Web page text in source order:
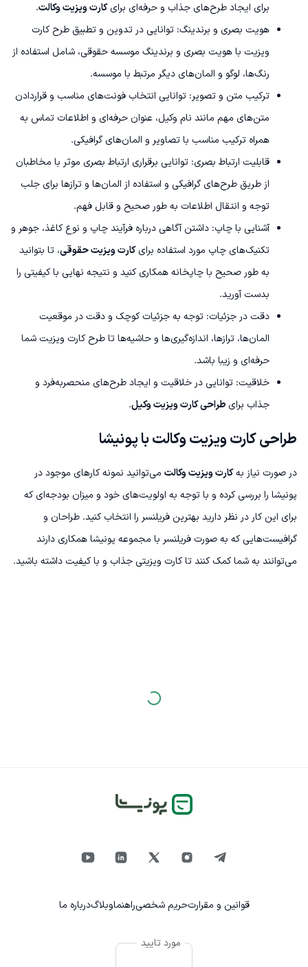
برای ایجاد طرح‌های جذاب و حرفه‌ای برایکارت ویزیت وکالت.
هویت بصری و برندینگ: توانایی در تدوین و تطبیق طرح کارت
ویزیت با هویت بصری و برندینگ موسسه حقوقی، شامل استفاده از
رنگ‌ها، لوگو و المان‌های دیگر مرتبط با موسسه.
ترکیب متن و تصویر: توانایی انتخاب فونت‌های مناسب و قراردادن
متن‌های مهم مانند نام وکیل، عنوان حرفه‌ای و اطلاعات تماس به
همراه ترکیب مناسب با تصاویر و المان‌های گرافیکی.
قابلیت ارتباط بصری: توانایی برقراری ارتباط بصری موثر با مخاطبان
از طریق طرح‌های گرافیکی و استفاده از المان‌ها و ترازها برای جلب
توجه و انتقال اطلاعات به طور صحیح و قابل فهم.
آشنایی با چاپ: داشتن آگاهی درباره فرآیند چاپ و نوع کاغذ، جوهر و
تکنیک‌های چاپ مورد استفاده برایکارت ویزیت حقوقی، تا بتوانید
به طور صحیح با چاپخانه همکاری کنید و نتیجه نهایی با کیفیتی را
بدست آورید.
دقت در جزئیات: توجه به جزئیات کوچک و دقت در موقعیت
المان‌ها، ترازها، اندازه‌گیری‌ها و حاشیه‌ها تا طرح کارت ویزیت شما
حرفه‌ای و زیبا باشد.
خلاقیت: توانایی در خلاقیت و ایجاد طرح‌های منحصربه‌فرد و
جذاب برایطراحی کارت ویزیت وکیل.
طراحی کارت ویزیت وکالت با پونیشا
در صورت نیاز بهکارت ویزیت وکالت می‌توانید نمونه کارهای موجود در
پونیشا را بررسی کرده و با توجه به اولویت‌های خود و میزان بودجه‌ای که
برای این کار در نظر دارید بهترین فریلنسر را انتخاب کنید. طراحان و
گرافیست‌هایی که به صورت فریلنسر با مجموعه پونیشا همکاری دارند
می‌توانند به شما کمک کنند تا کارت ویزیتی جذاب و با کیفیت داشته باشید.
قوانین و مقرارتحریم شخصیراهنماوبلاگدرباره ما
مورد تایید